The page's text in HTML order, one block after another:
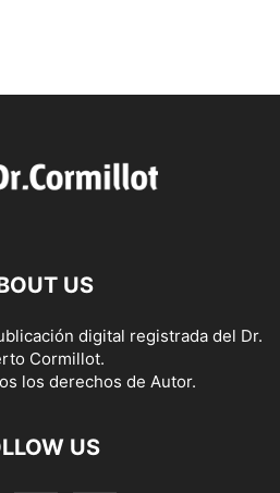
US
digital registrada del Dr.
Cormillot.
los derechos de Autor.
US